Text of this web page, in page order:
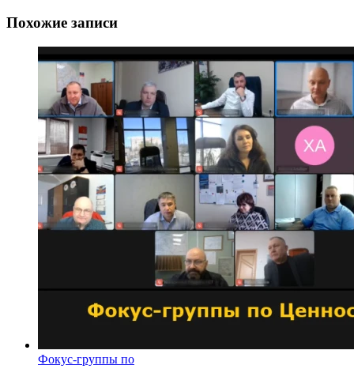
Похожие записи
Фокус-группы по